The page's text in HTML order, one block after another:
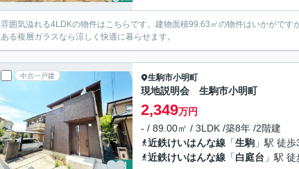
雰囲気溢れる4LDKの物件はこちらです。建物面積99.63㎡の物件はいかがで
ある複層ガラスなら涼しく快適に暮らせます。
中古一戸建 生駒市小明町
現地説明会 生駒市小明町
2,349万円
- / 89.00㎡ / 3LDK /築8年 /2階建
近鉄けいはんな線 「生駒 」駅 徒
近鉄けいはんな線 「白庭台 」駅